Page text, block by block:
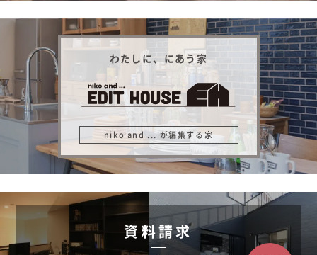
わたしに、にあう家
niko and ... が編集する家
資料請求